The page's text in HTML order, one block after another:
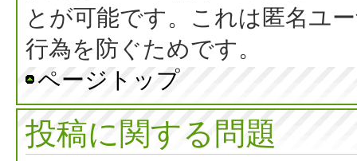
とが可能です。これは匿名ユ
行為を防ぐためです。
ページトップ
投稿に関する問題